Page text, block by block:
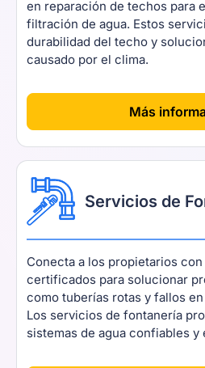
en reparación de techos para
filtración de agua. Estos
durabilidad del techo y
causado por el clima.
[Más
Servicios de
Conecta a los propietarios
certificados para solucionar
como tuberías rotas y fallos
Los servicios de fontanería
sistemas de agua confiables y